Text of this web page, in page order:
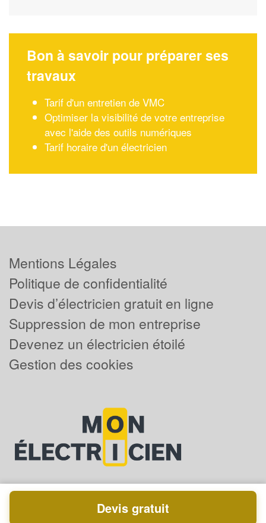
Bon à savoir pour préparer ses
travaux
Tarif d'un entretien de VMC
Optimiser la visibilité de votre entreprise
avec l'aide des outils numériques
Tarif horaire d'un électricien
Mentions Légales
Politique de confidentialité
Devis d’électricien gratuit en ligne
Suppression de mon entreprise
Devenez un électricien étoilé
Gestion des cookies
Powered byPlus que pro
Devis gratuit